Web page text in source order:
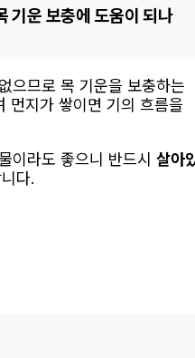
기운 보충에 도움이 되나
으므로 목 기운을 보충하는
먼지가 쌓이면 기의 흐름을
이라도 좋으니 반드시 살아
다.